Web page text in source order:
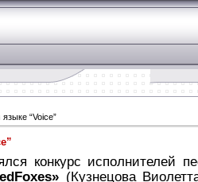
“Voice”
конкурс исполнителей
Foxes» (Кузнецова